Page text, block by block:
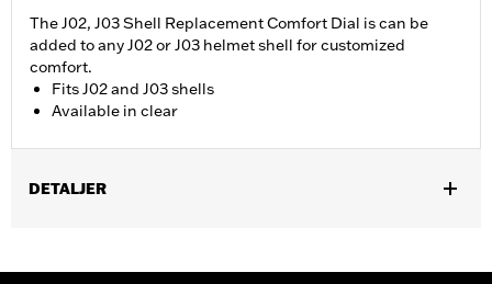
The J02, J03 Shell Replacement Comfort Dial is can be
added to any J02 or J03 helmet shell for customized
comfort.
Fits J02 and J03 shells
Available in clear
DETALJER
Collection:Genuine Motorclothes